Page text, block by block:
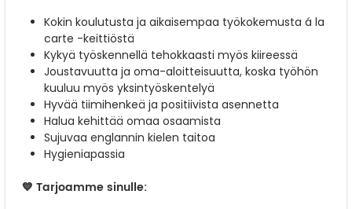
Kokin koulutusta ja aikaisempaa työkokemusta á la
carte -keittiöstä
Kykyä työskennellä tehokkaasti myös kiireessä
Joustavuutta ja oma-aloitteisuutta, koska työhön
kuuluu myös yksintyöskentelyä
Hyvää tiimihenkeä ja positiivista asennetta
Halua kehittää omaa osaamista
Sujuvaa englannin kielen taitoa
Hygieniapassia
💙 Tarjoamme sinulle: